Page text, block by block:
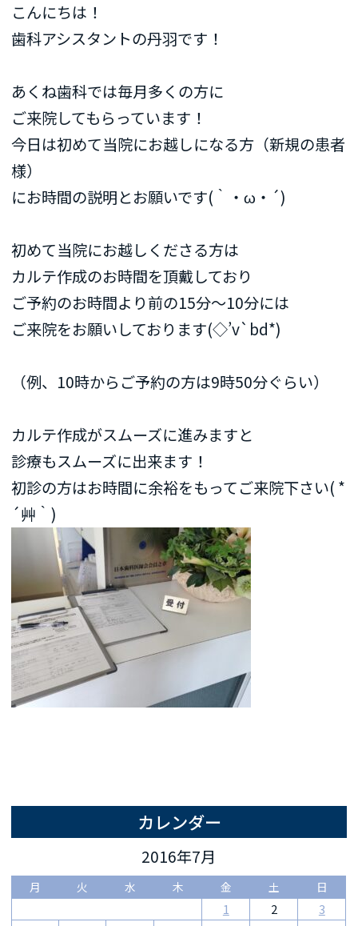
こんにちは！
歯科アシスタントの丹羽です！
あくね歯科では毎月多くの方に
ご来院してもらっています！
今日は初めて当院にお越しになる方（新規の患者
様）
にお時間の説明とお願いです(｀・ω・´)
初めて当院にお越しくださる方は
カルテ作成のお時間を頂戴しており
ご予約のお時間より前の15分〜10分には
ご来院をお願いしております(◇’v`bd*)
（例、10時からご予約の方は9時50分ぐらい）
カルテ作成がスムーズに進みますと
診療もスムーズに出来ます！
初診の方はお時間に余裕をもってご来院下さい( *
´艸｀)
カレンダー
2016年7月
月 火 水 木 金 土 日
1 2
3